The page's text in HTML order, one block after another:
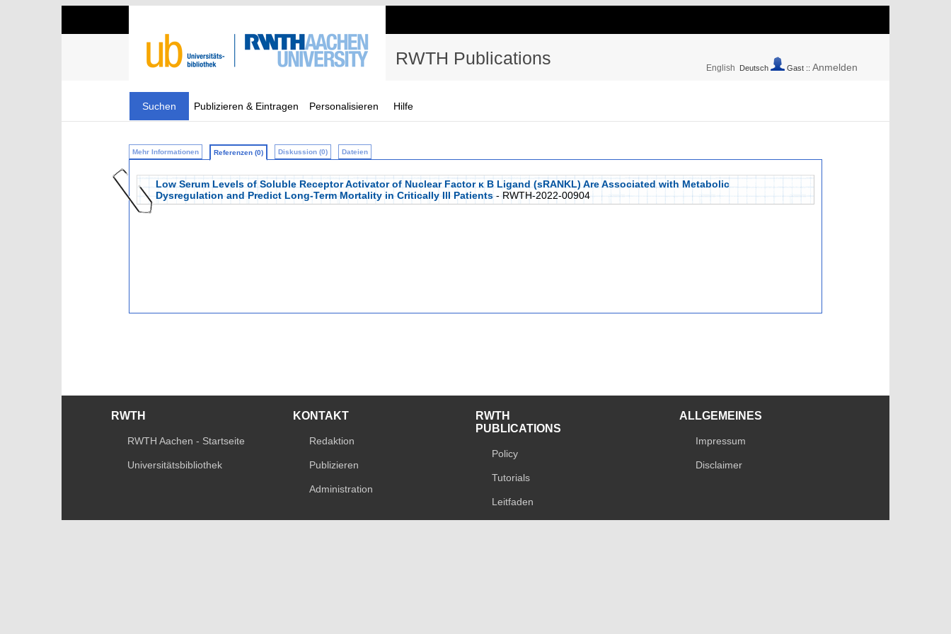
RWTH Publications English Deutsch Gast :: Anmelden
Suchen Publizieren & Eintragen Personalisieren Hilfe
Mehr Informationen Referenzen (0) Diskussion (0) Dateien
Low Serum Levels of Soluble Receptor Activator of Nuclear Factor κ B Ligand (sRANKL) Are Associated with Metabolic
Dysregulation and Predict Long-Term Mortality in Critically Ill Patients- RWTH-2022-00904
RWTH
RWTH Aachen - Startseite
Universitätsbibliothek
KONTAKT
Redaktion
Publizieren
Administration
RWTH
PUBLICATIONS
Policy
Tutorials
Leitfaden
ALLGEMEINES
Impressum
Disclaimer